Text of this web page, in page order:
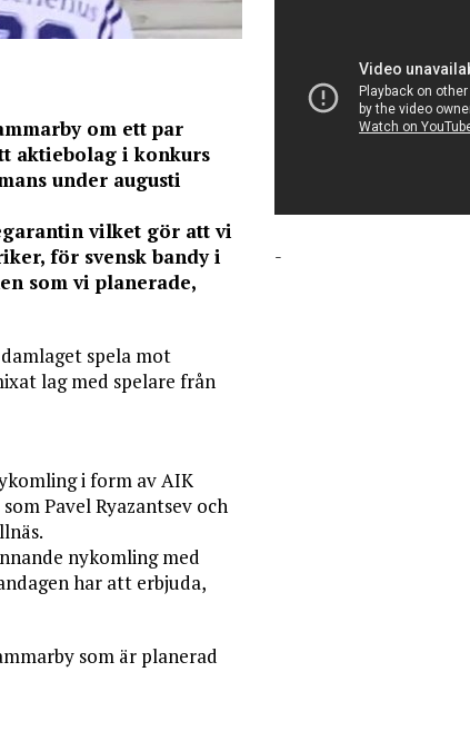
om ett par
aktiebolag i konkurs
under augusti
vilket gör att vi
för svensk bandy i
som vi planerade,
spela mot
lag med spelare från
i form av AIK
Pavel Ryazantsev och
nykomling med
har att erbjuda,
som är planerad
-